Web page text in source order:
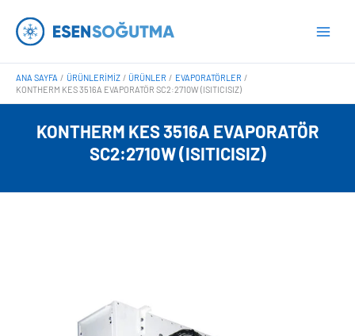
atla
ANA SAYFA ÜRÜNLERIMIZ ÜRÜNLER
EVAPORATÖRLER
KONTHERM KES 3516A EVAPORATÖR SC2:2710W (ISITICISIZ)
KONTHERM KES 3516A EVAPORATÖR
SC2:2710W (ISITICISIZ)